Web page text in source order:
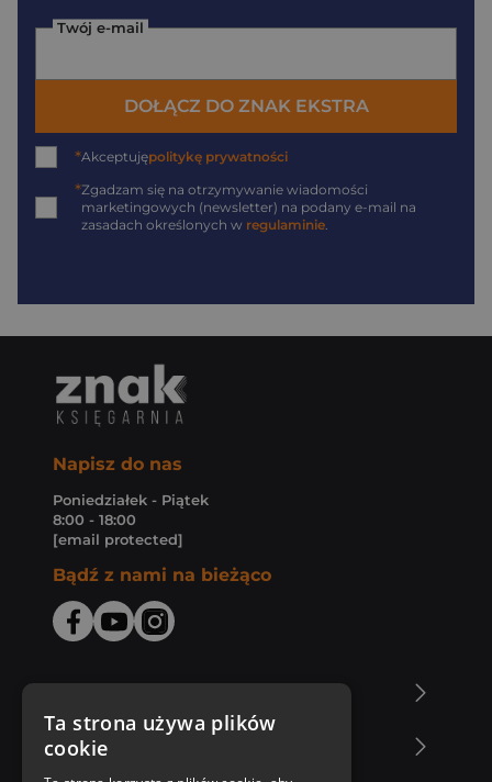
Twój e-mail
DOŁĄCZ DO ZNAK EKSTRA
*Akceptujępolitykę prywatności
*Zgadzam się na otrzymywanie wiadomości
marketingowych (newsletter) na podany e-mail na
zasadach określonych w regulaminie.
Napisz do nas
Poniedziałek - Piątek
8:00 - 18:00
[email protected]
Bądź z nami na bieżąco
Zakupy u nas
Ta strona używa plików
cookie